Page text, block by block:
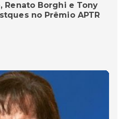
Renato Borghi e Tony
no Prêmio APTR